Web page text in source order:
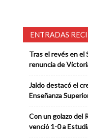
ENTRADAS
Tras el revés en el
renuncia de
Jaldo destacó el
Enseñanza
Con un golazo del
venció 1-0 a